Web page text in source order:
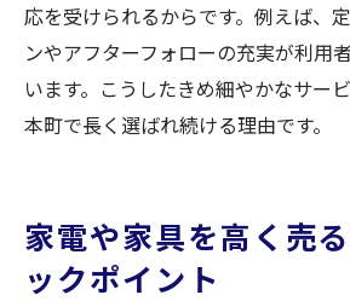
応を受けられるからです。例えば、
ンやアフターフォローの充実が利用
います。こうしたきめ細やかなサー
本町で長く選ばれ続ける理由です。
家電や家具を高く売
ックポイント